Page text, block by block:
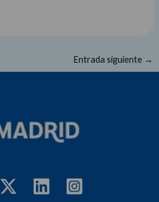
Entrada siguiente →